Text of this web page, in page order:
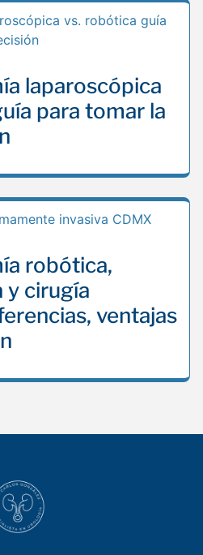
laparoscópica
para tomar la
robótica,
y cirugía
ventajas